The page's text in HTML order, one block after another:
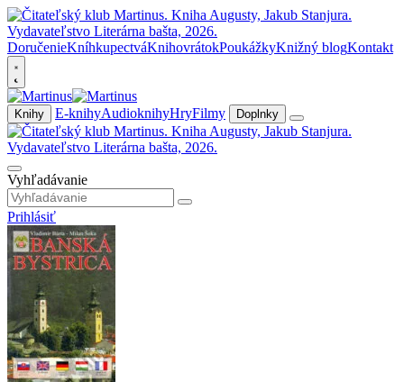
DoručenieKníhkupectváKnihovrátokPoukážkyKnižný blogKontakt
Knihy E-knihyAudioknihyHryFilmy Doplnky
Vyhľadávanie
Prihlásiť